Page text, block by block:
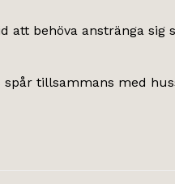
behöva anstränga sig
tillsammans med